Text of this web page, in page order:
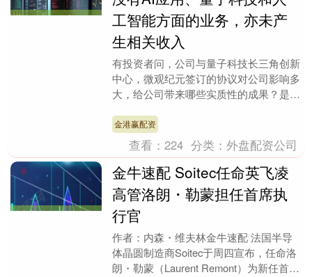
工智能方面的业务，亦未产
生相关收入
有投资者问，公司与量子科技长三角创新
中心，微观纪元签订的协议对公司影响多
大，给公司带来哪些实质性的成果？是否
工智能方面的业务....
金港赢配资
查看：224 分类：外盘配资公司
金牛速配 Soitec任命英飞凌
高管洛朗・勒蒙担任首席执
行官
作者：内森・维夫林金牛速配 法国半导
体晶圆制造商Soitec于周四宣布，任命洛
朗・勒蒙（Laurent Remont）为新任首席